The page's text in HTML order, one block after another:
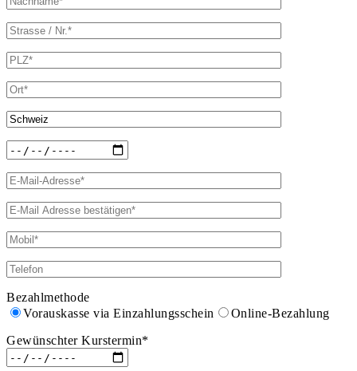
Bezahlmethode
Vorauskasse via Einzahlungsschein
Online-Bezahlung
Gewünschter Kurstermin*